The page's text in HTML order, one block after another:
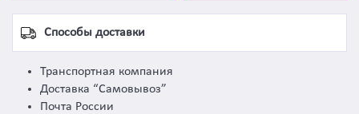
Способы доставки
Транспортная компания
Доставка “Самовывоз”
Почта России